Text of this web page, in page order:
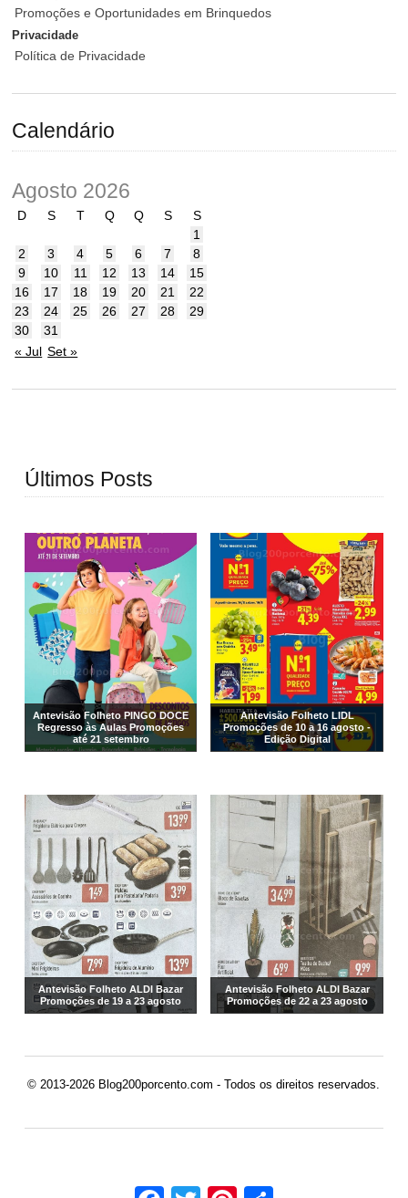
Promoções e Oportunidades em Brinquedos
Privacidade
Política de Privacidade
Calendário
Agosto 2026
D S T Q Q S
S
1
2
3 4 5 6 7
8
9
10 11 12 13 14
15
16
17 18 19 20 21
22
23
24 25 26 27 28
29
30
31
« Jul Set »
Últimos Posts
Antevisão Folheto PINGO DOCE
Regresso às Aulas Promoções
até 21 setembro
Antevisão Folheto LIDL
Promoções de 10 a 16 agosto -
Edição Digital
Antevisão Folheto ALDI Bazar
Promoções de 19 a 23 agosto
Antevisão Folheto ALDI Bazar
Promoções de 22 a 23 agosto
© 2013-2026 Blog200porcento.com - Todos os direitos reservados.
Facebook Twitter Pinterest